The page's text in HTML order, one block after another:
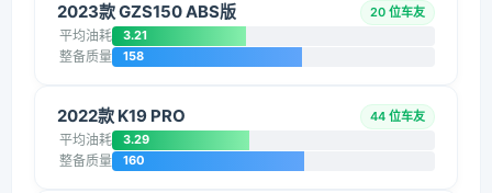
2023款 GZS150 ABS版 20 位车友
平均油耗 3.21
整备质量 158
2022款 K19 PRO 44 位车友
平均油耗 3.29
整备质量 160